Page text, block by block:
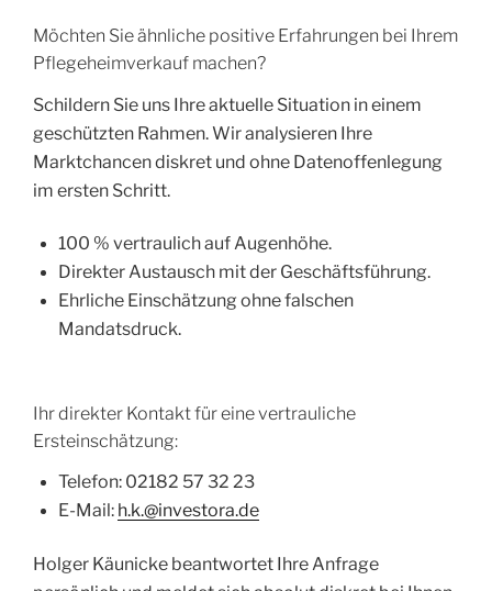
Möchten Sie ähnliche positive Erfahrungen bei Ihrem
Pflegeheimverkauf machen?
Schildern Sie uns Ihre aktuelle Situation in einem
geschützten Rahmen. Wir analysieren Ihre
Marktchancen diskret und ohne Datenoffenlegung
im ersten Schritt.
100 % vertraulich auf Augenhöhe.
Direkter Austausch mit der Geschäftsführung.
Ehrliche Einschätzung ohne falschen
Mandatsdruck.
Ihr direkter Kontakt für eine vertrauliche
Ersteinschätzung:
Telefon: 02182 57 32 23
E-Mail: h.k.@investora.de
Holger Käunicke beantwortet Ihre Anfrage